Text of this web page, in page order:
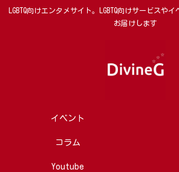
LGBTQ向けエンタメサイト。LGBTQ向けサービスや
お届けします
イベント
コラム
Youtube